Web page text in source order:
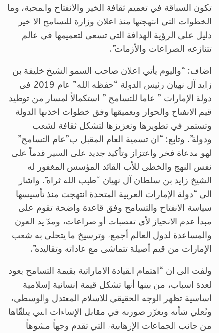
تكون السباقة في تعميم ثقافة الخير والانفتاح والمحبة، وما
الخطوات التي انتهجتها منذ اعلان وزارة للتسامح الا خير
دليل على الرؤية الهدافة التي تسعى لتعميمها في عالم
تتنازعه الصراعات والأزمات”.
اضاف: “واليوم يأتي اعلان صاحب السمو الشيخ خليفة بن
زايد آل نهيان رئيس الدولة “حفظه الله” عام 2019 في
دولة الإمارات ” عاما للتسامح ” استكمالاً لمسار من توطيد
قيم الانفتاح والحوار وتعميقها وفق خطوات اخذتها الدولة
وتستمر في تطويرها وتعزيزها لتشكل ثقافة لشعب
ودولة”. وتابع: “ان تسمية العام المقبل ب”عام التسامح”
لهو مدعاة فخر واعتزاز وتأكيد جديد على السير قدماً على
نفس النهج والخطى للأب القائد المؤسس المغفور له
الشيخ زايد بن سلطان آل نهيان “طيب الله ثراه”. واشار
الى “دولة الإمارات العربية المتحدة انتهجت منذ تأسيسها
سياسة الانفتاح والتسامح وفق قاعدة واضحة تقوم على
مبدأ عدم الانحياز لأي تعصبات أو صراعات، ومدّ يد العون
والمساعدة لدول العالم أجمع، وترسيخ ما يتحلى به شعب
الإمارات من قيم أصيلة تتماشى مع عاداته وتقاليده”.
ولفت الى ان “اهتمام القيادة الاماراتية بقيمة التسامح يعود
لعدة اسباب، من بينها أنها تشكل قيمة إنسانية إسلامية
اساسية تظهر الوجه الحقيقي للاسلام المعتدل والوسطي،
وتُعلي شأنه وتعزّز صورته في مقابل الإساءات التي يتلقّاها
من جانب الجماعات الإرهابية، التي تقدم وجهاً مشوهاً